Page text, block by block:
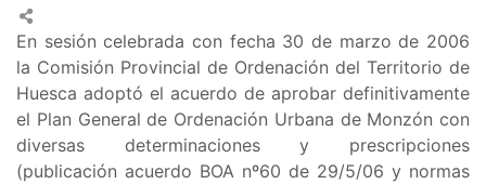
En sesión celebrada con fecha 30 de marzo de 2006
la Comisión Provincial de Ordenación del Territorio de
Huesca adoptó el acuerdo de aprobar definitivamente
el Plan General de Ordenación Urbana de Monzón con
diversas determinaciones y prescripciones
(publicación acuerdo BOA nº60 de 29/5/06 y normas